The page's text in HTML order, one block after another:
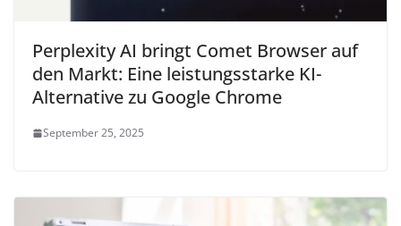
Perplexity AI bringt Comet Browser auf
den Markt: Eine leistungsstarke KI-
Alternative zu Google Chrome
September 25, 2025